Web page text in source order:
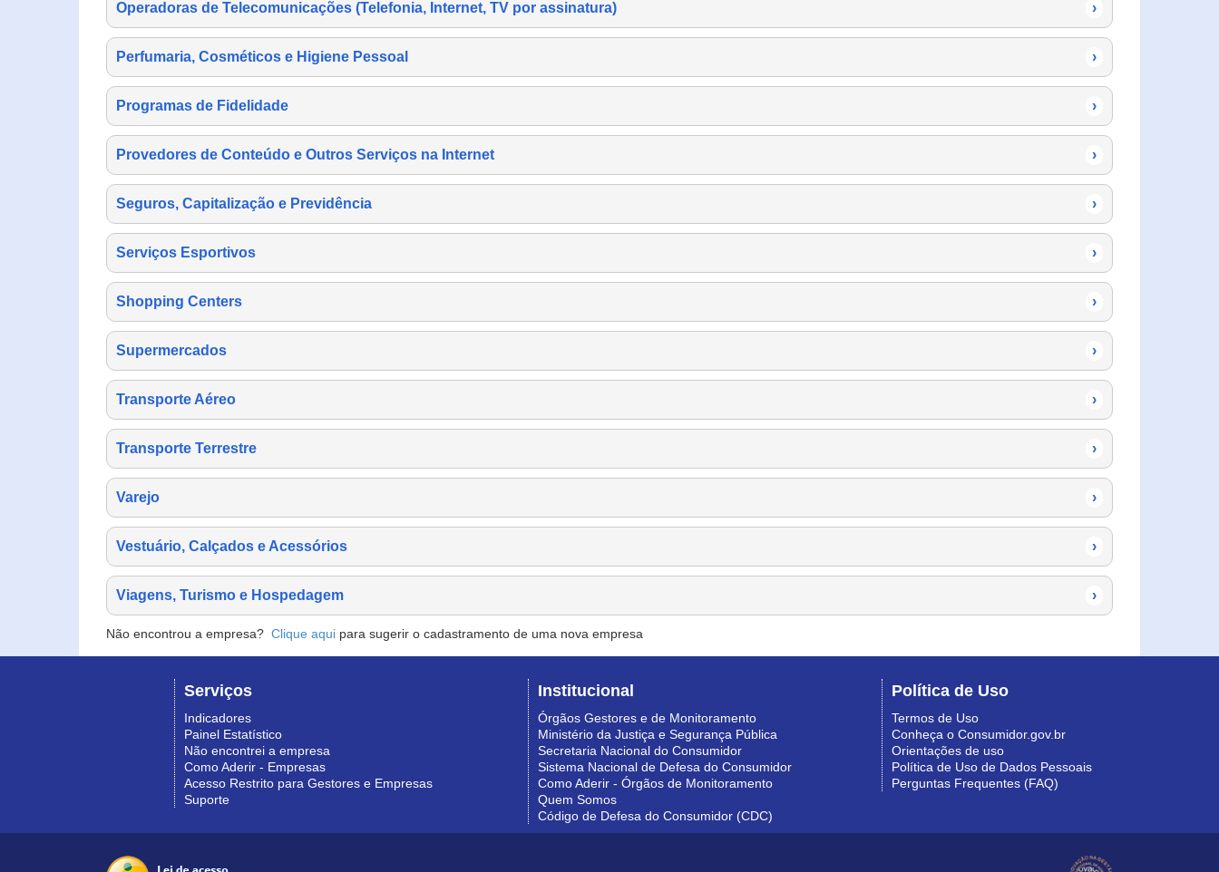
Operadoras de Telecomunicações (Telefonia, Internet, TV por assinatura) ›
Perfumaria, Cosméticos e Higiene Pessoal ›
Programas de Fidelidade ›
Provedores de Conteúdo e Outros Serviços na Internet ›
Seguros, Capitalização e Previdência ›
Serviços Esportivos ›
Shopping Centers ›
Supermercados ›
Transporte Aéreo ›
Transporte Terrestre ›
Varejo ›
Vestuário, Calçados e Acessórios ›
Viagens, Turismo e Hospedagem ›
Não encontrou a empresa? Clique aqui para sugerir o cadastramento de uma nova empresa
Serviços
Indicadores
Painel Estatístico
Não encontrei a empresa
Como Aderir - Empresas
Acesso Restrito para Gestores e Empresas
Suporte
Institucional
Órgãos Gestores e de Monitoramento
Ministério da Justiça e Segurança Pública
Secretaria Nacional do Consumidor
Sistema Nacional de Defesa do Consumidor
Como Aderir - Órgãos de Monitoramento
Quem Somos
Código de Defesa do Consumidor (CDC)
Política de Uso
Termos de Uso
Conheça o Consumidor.gov.br
Orientações de uso
Política de Uso de Dados Pessoais
Perguntas Frequentes (FAQ)